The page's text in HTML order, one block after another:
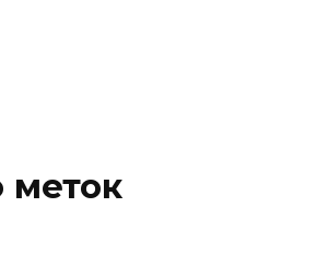
меток